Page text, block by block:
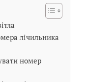
лічильника
номер